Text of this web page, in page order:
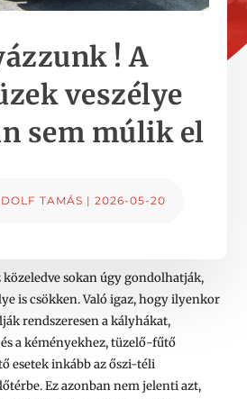
! A
veszélye
sem múlik el
TAMÁS | 2026-05-20
közeledve sokan úgy gondolhatják,
is csökken. Való igaz, hogy ilyenkor
rendszeresen a kályhákat,
a kéményekhez, tüzelő-fűtő
esetek inkább az őszi-téli
Ez azonban nem jelenti azt,